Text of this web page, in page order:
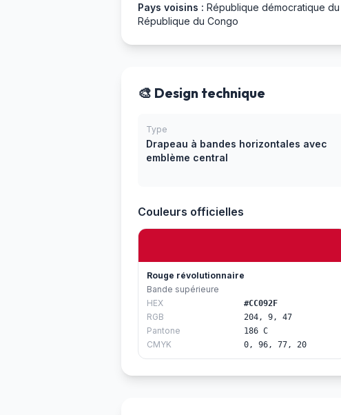
Pays voisins : République démocratique du
République du Congo
🎨 Design technique
Type
Drapeau à bandes horizontales avec
emblème central
Couleurs officielles
Rouge révolutionnaire
Bande supérieure
HEX
#CC092F
RGB 204, 9, 47
Pantone 186 C
CMYK 0, 96, 77, 20